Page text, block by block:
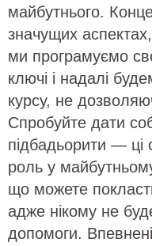
майбутнього.
значущих
ми програмуємо
ключі і надалі
курсу, не
Спробуйте дати
підбадьорити — ці
роль у
що можете
адже нікому не
допомоги.